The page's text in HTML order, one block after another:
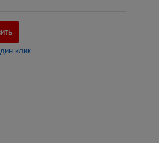
клик